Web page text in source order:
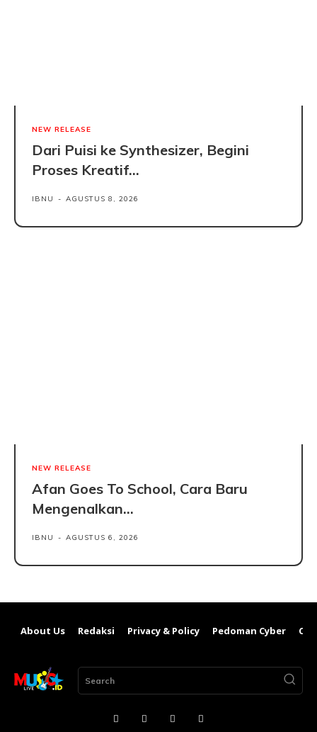
NEW RELEASE
Dari Puisi ke Synthesizer, Begini
Proses Kreatif...
IBNU - AGUSTUS 8, 2026
NEW RELEASE
Afan Goes To School, Cara Baru
Mengenalkan...
IBNU - AGUSTUS 6, 2026
About Us Redaksi Privacy & Policy Pedoman Cyber
Search